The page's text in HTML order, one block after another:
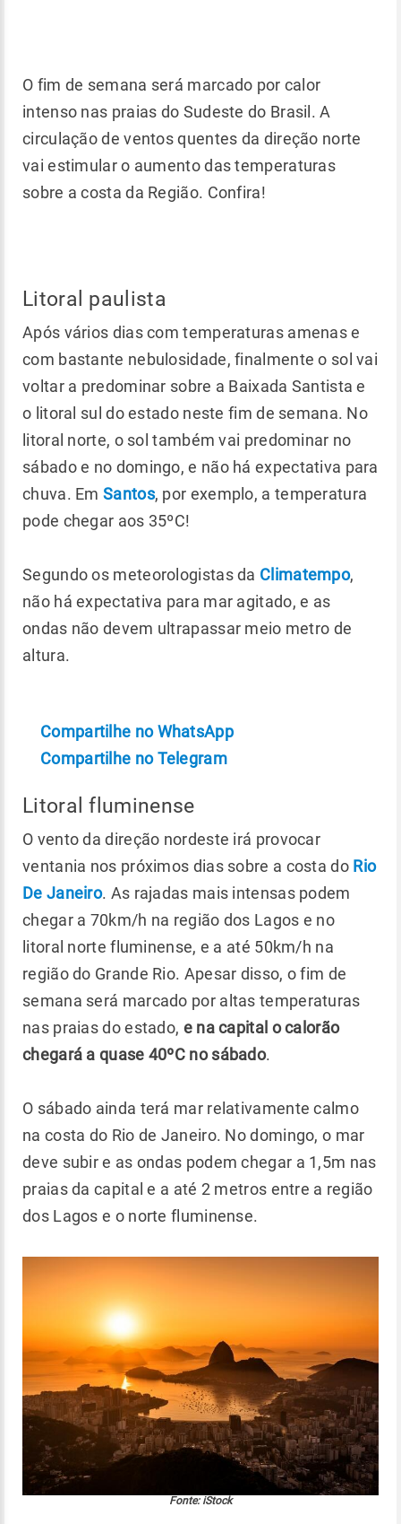
O fim de semana será marcado por calor
intenso nas praias do Sudeste do Brasil. A
circulação de ventos quentes da direção norte
vai estimular o aumento das temperaturas
sobre a costa da Região. Confira!
Litoral paulista
Após vários dias com temperaturas amenas e
com bastante nebulosidade, finalmente o sol vai
voltar a predominar sobre a Baixada Santista e
o litoral sul do estado neste fim de semana. No
litoral norte, o sol também vai predominar no
sábado e no domingo, e não há expectativa para
chuva. Em Santos, por exemplo, a temperatura
pode chegar aos 35ºC!
Segundo os meteorologistas da Climatempo,
não há expectativa para mar agitado, e as
ondas não devem ultrapassar meio metro de
altura.
Compartilhe no WhatsApp
Compartilhe no Telegram
Litoral fluminense
O vento da direção nordeste irá provocar
ventania nos próximos dias sobre a costa do Rio
De Janeiro. As rajadas mais intensas podem
chegar a 70km/h na região dos Lagos e no
litoral norte fluminense, e a até 50km/h na
região do Grande Rio. Apesar disso, o fim de
semana será marcado por altas temperaturas
nas praias do estado, e na capital o calorão
chegará a quase 40ºC no sábado.
O sábado ainda terá mar relativamente calmo
na costa do Rio de Janeiro. No domingo, o mar
deve subir e as ondas podem chegar a 1,5m nas
praias da capital e a até 2 metros entre a região
dos Lagos e o norte fluminense.
Fonte: iStock